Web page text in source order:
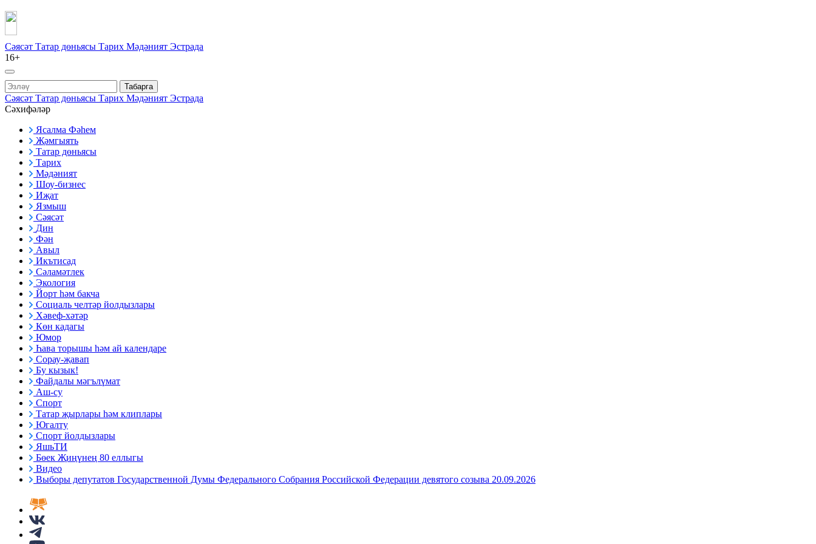
Сәясәт Татар дөньясы Тарих Мәдәният Эстрада
16+
Табарга
Сәясәт Татар дөньясы Тарих Мәдәният Эстрада
Сәхифәләр
Ясалма Фәһем
Җәмгыять
Татар дөньясы
Тарих
Мәдәният
Шоу-бизнес
Иҗат
Язмыш
Сәясәт
Дин
Фән
Авыл
Икътисад
Сәламәтлек
Экология
Йорт һәм бакча
Социаль челтәр йолдызлары
Хәвеф-хәтәр
Көн кадагы
Юмор
Һава торышы һәм ай календаре
Сорау-җавап
Бу кызык!
Файдалы мәгълүмат
Аш-су
Спорт
Татар җырлары һәм клиплары
Югалту
Спорт йолдызлары
ЯшьТИ
Бөек Җиңүнең 80 еллыгы
Видео
Выборы депутатов Государственной Думы Федерального Собрания Российской Федерации девятого созыва 20.09.2026